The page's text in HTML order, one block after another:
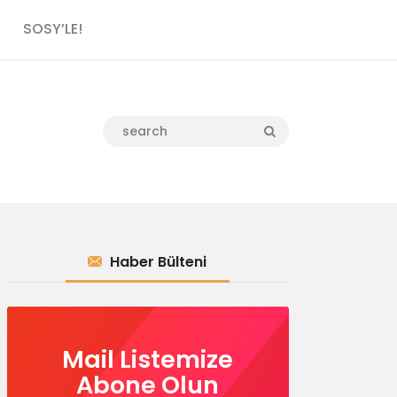
SOSY’LE!
Haber Bülteni
Mail Listemize
Abone Olun